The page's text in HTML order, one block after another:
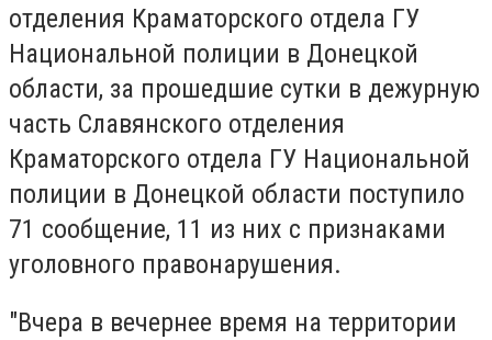
отделения Краматорского отдела ГУ
Национальной полиции в Донецкой
области, за прошедшие сутки в дежурную
часть Славянского отделения
Краматорского отдела ГУ Национальной
полиции в Донецкой области поступило
71 сообщение, 11 из них с признаками
уголовного правонарушения.
"Вчера в вечернее время на территории